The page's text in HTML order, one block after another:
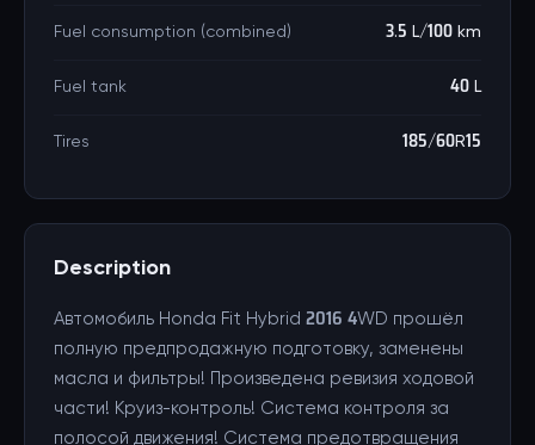
Fuel consumption (combined) 3.5 L/100 km
Fuel tank 40 L
Tires 185/60R15
Description
Автомобиль Honda Fit Hybrid 2016 4WD прошёл
полную предпродажную подготовку, заменены
масла и фильтры! Произведена ревизия ходовой
части! Круиз-контроль! Система контроля за
полосой движения! Система предотвращения